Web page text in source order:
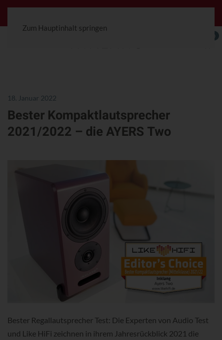
Zum Hauptinhalt springen
0
18. Januar 2022
Bester Kompaktlautsprecher
2021/2022 – die AYERS Two
Bester Regallautsprecher Test: Die Experten von Audio Test
und Like HiFi zeichnen in ihrem Jahresrückblick 2021 die